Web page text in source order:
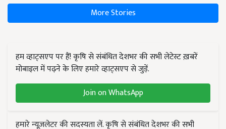
More Stories
हम व्हाट्सएप पर हैं! कृषि से संबंधित देशभर की सभी लेटेस्ट ख़बरें
मोबाइल में पढ़ने के लिए हमारे व्हाट्सएप से जुड़ें.
Join on WhatsApp
हमारे न्यूज़लेटर की सदस्यता लें. कृषि से संबंधित देशभर की सभी